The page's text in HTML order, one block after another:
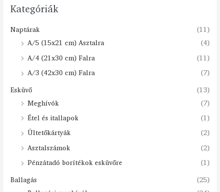
Kategóriák
Naptárak
(11)
A/5 (15x21 cm) Asztalra
(4)
A/4 (21x30 cm) Falra
(11)
A/3 (42x30 cm) Falra
(7)
Esküvő
(13)
Meghívók
(7)
Étel és itallapok
(1)
Ültetőkártyák
(2)
Asztalszámok
(2)
Pénzátadó borítékok esküvőre
(1)
Ballagás
(25)